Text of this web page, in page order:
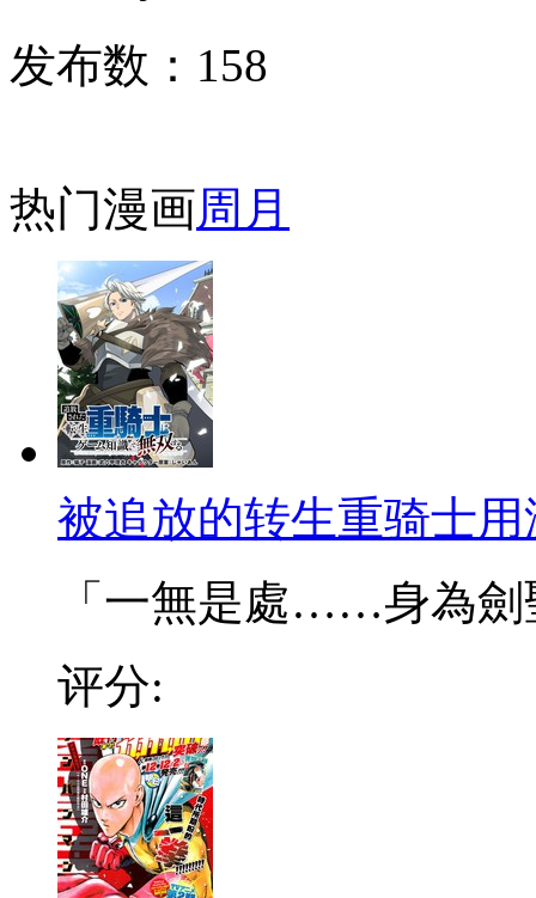
发布数： 158
热门漫画周 月
被追放的转生重骑士
「一無是處……身為劍
评分: